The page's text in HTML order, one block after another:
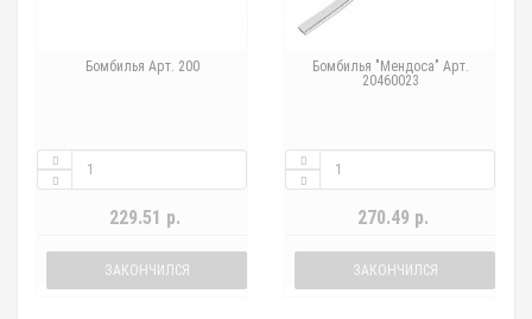
Бомбилья Арт. 200
229.51 р.
ЗАКОНЧИЛСЯ
Бомбилья "Мендоса" Арт.
20460023
270.49 р.
ЗАКОНЧИЛСЯ